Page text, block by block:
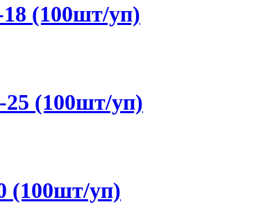
(100шт/уп)
(100шт/уп)
(100шт/уп)